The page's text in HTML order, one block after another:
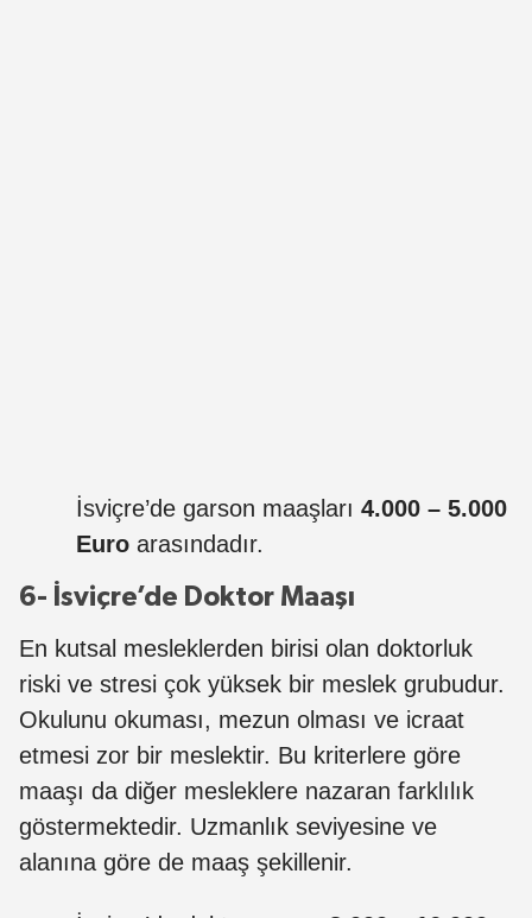
İsviçre’de garson maaşları 4.000 – 5.000
Euro arasındadır.
6- İsviçre’de Doktor Maaşı
En kutsal mesleklerden birisi olan doktorluk
riski ve stresi çok yüksek bir meslek grubudur.
Okulunu okuması, mezun olması ve icraat
etmesi zor bir meslektir. Bu kriterlere göre
maaşı da diğer mesleklere nazaran farklılık
göstermektedir. Uzmanlık seviyesine ve
alanına göre de maaş şekillenir.